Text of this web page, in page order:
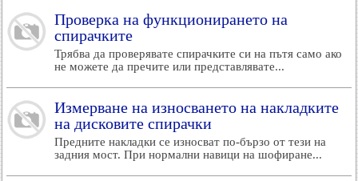
Проверка на функционирането на
спирачките
Трябва да проверявате спирачките си на пътя само ако
не можете да пречите или представлявате...
Измерване на износването на накладките
на дисковите спирачки
Предните накладки се износват по-бързо от тези на
задния мост. При нормални навици на шофиране...